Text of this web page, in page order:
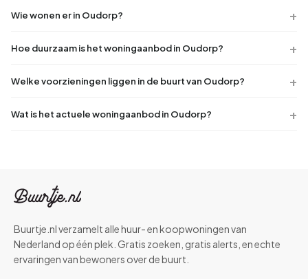
Wie wonen er in Oudorp?
Hoe duurzaam is het woningaanbod in Oudorp?
Welke voorzieningen liggen in de buurt van Oudorp?
Wat is het actuele woningaanbod in Oudorp?
Buurtje.nl verzamelt alle huur- en koopwoningen van
Nederland op één plek. Gratis zoeken, gratis alerts, en echte
ervaringen van bewoners over de buurt.